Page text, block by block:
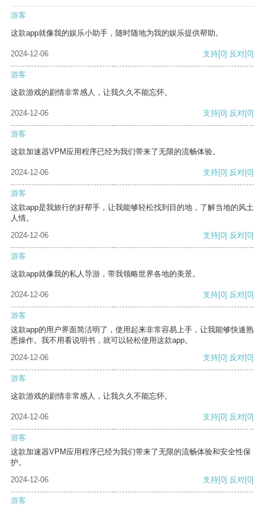
游客
这款app就像我的娱乐小助手，随时随地为我的娱乐提供帮助。
2024-12-06 支持[0] 反对[0]
游客
这款游戏的剧情非常感人，让我久久不能忘怀。
2024-12-06 支持[0] 反对[0]
游客
这款加速器VPM应用程序已经为我们带来了无限的流畅体验。
2024-12-06 支持[0] 反对[0]
游客
这款app是我旅行的好帮手，让我能够轻松找到目的地，了解当地的风土
人情。
2024-12-06
支持[0] 反对[0]
游客
这款app就像我的私人导游，带我领略世界各地的美景。
2024-12-06 支持[0] 反对[0]
游客
这款app的用户界面简洁明了，使用起来非常容易上手，让我能够快速熟
悉操作。我不用看说明书，就可以轻松使用这款app。
2024-12-06
支持[0] 反对[0]
游客
这款游戏的剧情非常感人，让我久久不能忘怀。
2024-12-06 支持[0] 反对[0]
游客
这款加速器VPM应用程序已经为我们带来了无限的流畅体验和安全性保
护。
2024-12-06
支持[0] 反对[0]
游客